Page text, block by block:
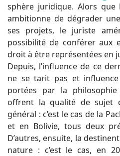
sphère juridique. Alors que
ambitionne de dégrader
ses projets, le juriste
possibilité de conférer aux
droit à être représentées en
Depuis, l’influence de ce
ne se tarit pas et
portées par la philosophie
offrent la qualité de
général : c’est le cas de la
et en Bolivie, tous deux
D’autres, ensuite, la
nature : c’est le cas, en